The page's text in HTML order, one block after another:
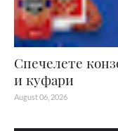
Спечелете
и куфари
August 06, 2026